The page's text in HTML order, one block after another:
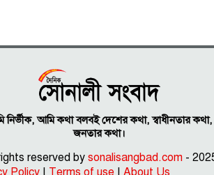
নির্ভীক, আমি কথা বলবই দেশের কথা, স্বাধীনতার কথা,
জনতার কথা।
reserved bysonalisangbad.com -
Policy | Terms of use |About Us